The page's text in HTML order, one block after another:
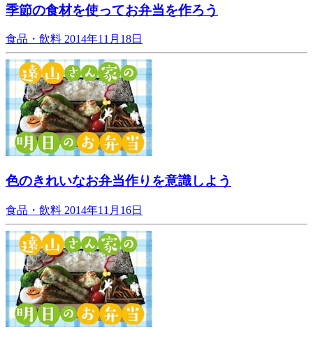
季節の食材を使ってお弁当を作ろう
食品・飲料 2014年11月18日
色のきれいなお弁当作りを意識しよう
食品・飲料 2014年11月16日